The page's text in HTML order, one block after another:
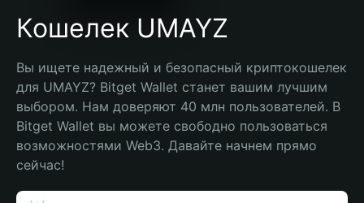
Кошелек UMAYZ
Вы ищете надежный и безопасный криптокошелек
для UMAYZ? Bitget Wallet станет вашим лучшим
выбором. Нам доверяют 40 млн пользователей. В
Bitget Wallet вы можете свободно пользоваться
возможностями Web3. Давайте начнем прямо
сейчас!